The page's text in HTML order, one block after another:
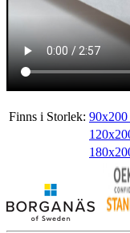
Finns i Storlek: 90x200